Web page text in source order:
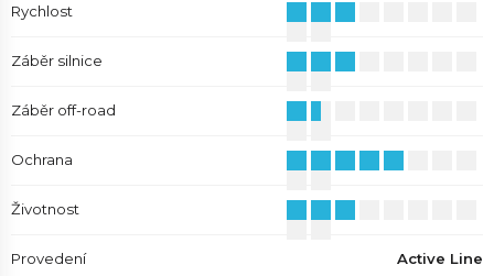
Rychlost
Záběr silnice
Záběr off-road
Ochrana
Životnost
Provedení Active Line